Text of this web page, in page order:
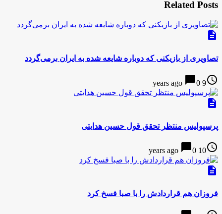
Related Posts
description
تصاویری از بازیکنی که دوباره شایعه شده به ایران برمی‌گردد
access_time
9 years ago
chat_bubble0
description
پرسپولیس منتظر تحقق قول حسین هدایتی
access_time
10 years ago
chat_bubble0
description
فروزان هم قراردادش را با صبا فسخ کرد